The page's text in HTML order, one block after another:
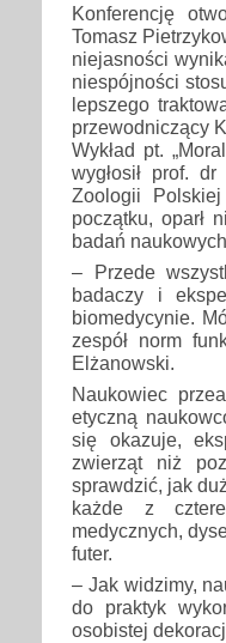
Konferencję
Tomasz
niejasności
niespójności
lepszego
przewodniczący
Wykład pt.
wygłosił prof.
Zoologii
początku, oparł
badań
– Przede
badaczy i
biomedycynie.
zespół norm
Elżanowski.
Naukowiec
etyczną
się okazuje,
zwierząt niż
sprawdzić, jak
każde z
medycznych,
futer.
– Jak widzimy,
do praktyk
osobistej